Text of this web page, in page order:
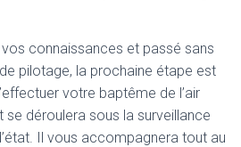
connaissances et passé sans
pilotage, la prochaine étape est
votre baptême de l’air
déroulera sous la surveillance
Il vous accompagnera tout au